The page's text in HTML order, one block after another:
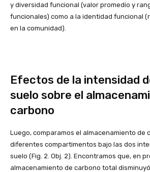
y diversidad funcional (valor promedio y
funcionales) como a la identidad funcional
en la comunidad).
Efectos de la intensidad
suelo sobre el
carbono
Luego, comparamos el almacenamiento de
diferentes compartimentos bajo las dos
suelo (Fig. 2. Obj. 2). Encontramos que, en
almacenamiento de carbono total disminuyó